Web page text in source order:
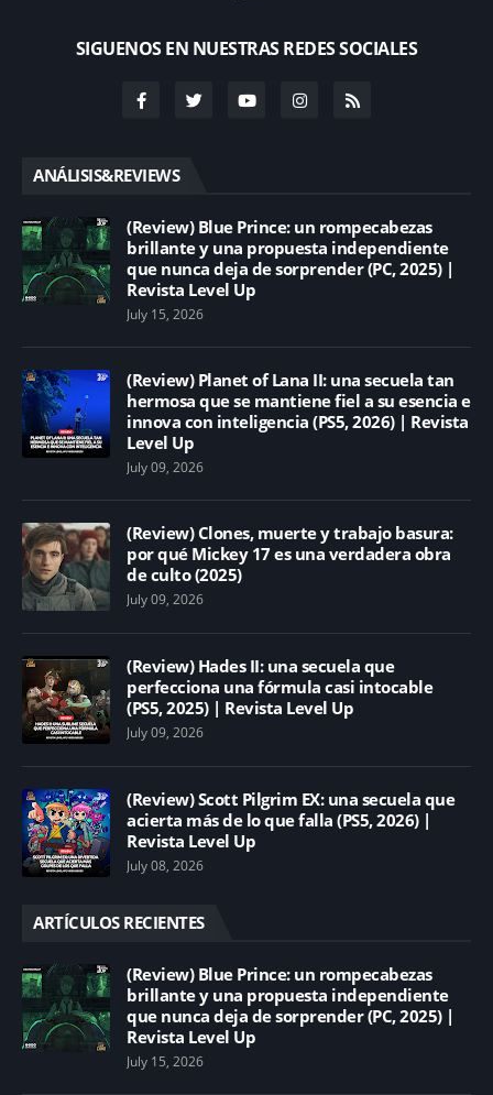
SIGUENOS EN NUESTRAS REDES SOCIALES
ANÁLISIS&REVIEWS
(Review) Blue Prince: un rompecabezas
brillante y una propuesta independiente
que nunca deja de sorprender (PC, 2025) |
Revista Level Up
July 15, 2026
(Review) Planet of Lana II: una secuela tan
hermosa que se mantiene fiel a su esencia e
innova con inteligencia (PS5, 2026) | Revista
Level Up
July 09, 2026
(Review) Clones, muerte y trabajo basura:
por qué Mickey 17 es una verdadera obra
de culto (2025)
July 09, 2026
(Review) Hades II: una secuela que
perfecciona una fórmula casi intocable
(PS5, 2025) | Revista Level Up
July 09, 2026
(Review) Scott Pilgrim EX: una secuela que
acierta más de lo que falla (PS5, 2026) |
Revista Level Up
July 08, 2026
ARTÍCULOS RECIENTES
(Review) Blue Prince: un rompecabezas
brillante y una propuesta independiente
que nunca deja de sorprender (PC, 2025) |
Revista Level Up
July 15, 2026